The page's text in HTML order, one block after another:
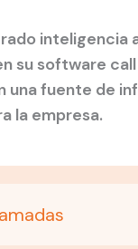
inteligencia
su software
una fuente de
la empresa.